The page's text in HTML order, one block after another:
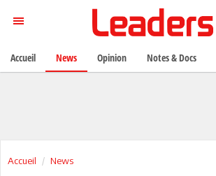
Accueil News
Accueil News Opinion Notes & Docs